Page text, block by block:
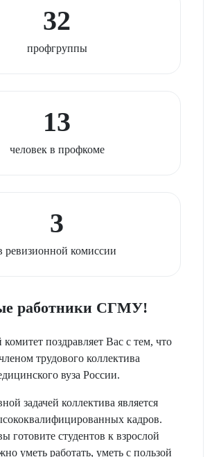
32
профгруппы
13
человек в профкоме
3
ревизионной комиссии
работники СГМУ!
поздравляет Вас с тем, что
трудового коллектива
вуза России.
задачей коллектива является
кадров.
готовите студентов к взрослой
уметь работать, уметь с пользой